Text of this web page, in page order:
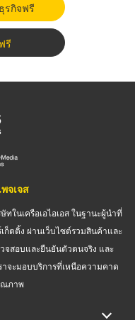
รกิจฟรี
รี
จเจส
ในเครือเอไอเอส ในฐานะผู้นำที่
ตติ้ง ผ่านเว็บไซต์รวมสินค้าและ
จสอบและยืนยันตัวตนจริง และ
จะมอบบริการที่เหนือความคาด
ภาพ